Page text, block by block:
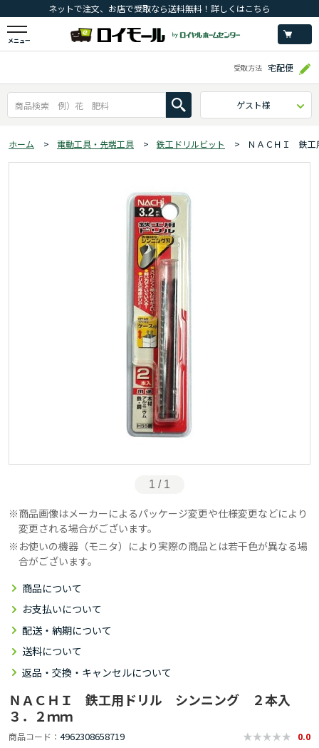
ネットで注文、お店で受取なら送料無料！詳しくはこちら
メニュー
受取方法 宅配便
ゲスト様
ホーム > 電動工具・先端工具 > 鉄工ドリルビット > ＮＡＣＨＩ 鉄
1 / 1
商品画像はメーカーによるパッケージ変更や仕様変更などにより
変更される場合がございます。
お使いの機器（モニタ）により実際の商品とは若干色が異なる場
合がございます。
商品について
お支払いについて
配送・納期について
送料について
返品・交換・キャンセルについて
ＮＡＣＨＩ 鉄工用ドリル シンニング ２本入
３．２ｍｍ
商品コード 4962308658719 0.0